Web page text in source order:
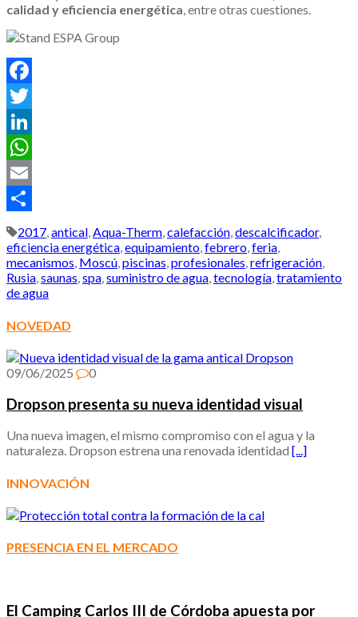
calidad y eficiencia energética, entre otras cuestiones.
Facebook
Twitter
LinkedIn
WhatsApp
Email
Compartir
2017,antical,Aqua-Therm,calefacción,descalcificador,
eficiencia energética,equipamiento,febrero,feria,
mecanismos, Moscú,piscinas,profesionales,refrigeración,
Rusia,saunas,spa,suministro de agua,tecnología,tratamiento
de agua
NOVEDAD
09/06/2025 0
Dropson presenta su nueva identidad visual
Una nueva imagen, el mismo compromiso con el agua y la
naturaleza. Dropson estrena una renovada identidad [...]
INNOVACIÓN
PRESENCIA EN EL MERCADO
El Camping Carlos III de Córdoba apuesta por